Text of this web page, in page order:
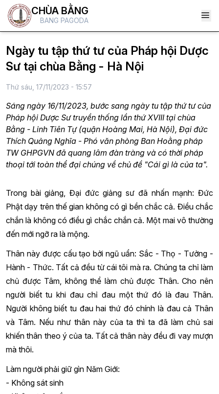
CHÙA BẰNG
BANG PAGODA
Ngày tu tập thứ tư của Pháp hội Dược
Sư tại chùa Bằng - Hà Nội
Thứ sáu, 17/11/2023 - 15:57
Sáng ngày 16/11/2023, bước sang ngày tu tập thứ tư của
Pháp hội Dược Sư truyền thống lần thứ XVIII tại chùa
Bằng - Linh Tiên Tự (quận Hoàng Mai, Hà Nội), Đại đức
Thích Quảng Nghĩa - Phó văn phòng Ban Hoằng pháp
TW GHPGVN đã quang lâm đàn tràng và có thời pháp
thoại tới toàn thể đại chúng về chủ đề "Cái gì là của ta".
Trong bài giảng, Đại đức giảng sư đã nhấn mạnh: Đức
Phật dạy trên thế gian không có gì bền chắc cả. Điều chắc
chắn là không có điều gì chắc chắn cả. Một mai vô thường
đến mới ngỡ ra là mộng.
Thân này được cấu tạo bởi ngũ uẩn: Sắc - Thọ - Tưởng -
Hành - Thức. Tất cả đều từ cái tôi mà ra. Chúng ta chỉ làm
chủ được Tâm, không thể làm chủ được Thân. Cho nên
người biết tu khi đau chỉ đau một thứ đó là đau Thân.
Người không biết tu đau hai thứ đó chính là đau cả Thân
và Tâm. Nếu như thân này của ta thì ta đã làm chủ sai
khiến thân theo ý của ta. Tất cả thân này đều đi vay mượn
mà thôi.
Làm người phải giữ gìn Năm Giới:
- Không sát sinh